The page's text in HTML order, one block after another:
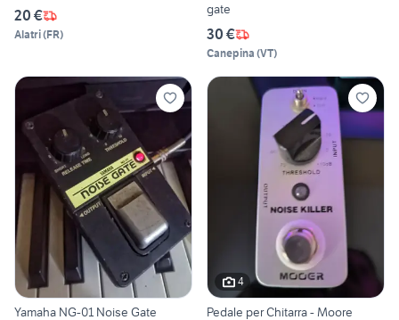
20 €
Alatri(FR)
gate
30 €
Canepina (VT)
Yamaha NG-01 Noise Gate
4
Pedale per Chitarra - Moore